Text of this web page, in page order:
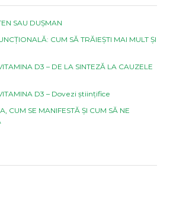
SAU DUȘMAN
CUM SĂ TRĂIEȘTI MAI MULT ȘI
D3 – DE LA SINTEZĂ LA CAUZELE
D3 – Dovezi științifice
CUM SE MANIFESTĂ ȘI CUM SĂ NE